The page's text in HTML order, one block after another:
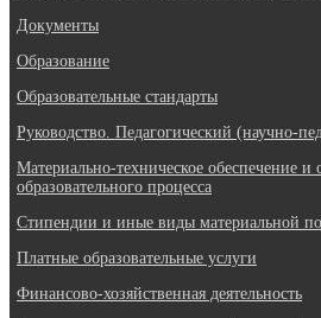
Документы
Образование
Образовательные стандарты
Руководство. Педагогический (научно-
Материально-техническое обеспечение и
образовательного процесса
Стипендии и иные виды материальной
Платные образовательные услуги
Финансово-хозяйственная деятельность